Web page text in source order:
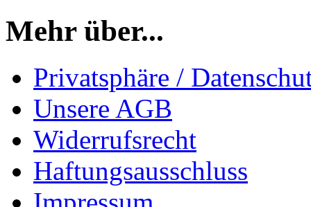
Mehr über...
Privatsphäre /
Unsere AGB
Widerrufsrecht
Haftungsausschluss